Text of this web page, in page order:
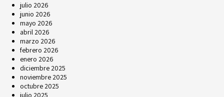
julio 2026
junio 2026
mayo 2026
abril 2026
marzo 2026
febrero 2026
enero 2026
diciembre 2025
noviembre 2025
octubre 2025
julio 2025